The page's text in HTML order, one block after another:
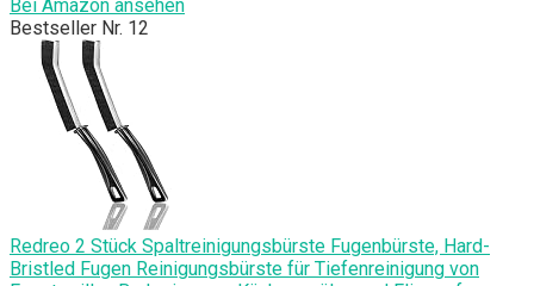
Bei Amazon ansehen
Bestseller Nr. 12
Redreo 2 Stück Spaltreinigungsbürste Fugenbürste, Hard-
Bristled Fugen Reinigungsbürste für Tiefenreinigung von